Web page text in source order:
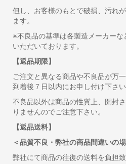
但し、お客様のもとで破損、汚れ
ます。
※不良品の基準は各製造メーカー
いただいております。
【返品期限】
ご注文と異なる商品や不良品が万
到着後７日以内にお申し付け下さい
不良品以外は商品の性質上、開封
りませんのでご注意
【返品送料】
＜品質不良・弊社の商品間違いの
弊社にて商品の往復の送料